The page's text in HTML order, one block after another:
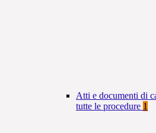
Atti e documenti di
tutte le procedure 1